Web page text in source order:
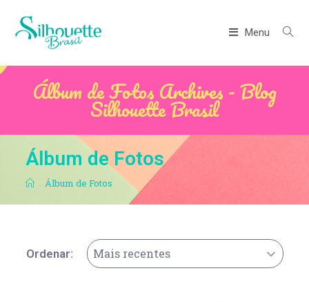
Menu
Álbum de Fotos Archives - Blog
Silhouette Brasil
Álbum de Fotos
. Álbum de Fotos
Ordenar: Mais recentes